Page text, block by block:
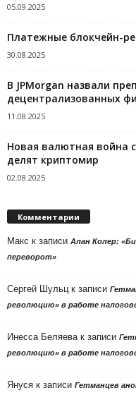
05.09.2025
Платежные блокчейн-
30.08.2025
В JPMorgan назвали
децентрализованных
11.08.2025
Новая валютная война
делят криптомир
02.08.2025
Комментарии
Макс к записи Алан Колер:
переворот»
Сергей Шульц к записи
революцию» в работе
Инесса Беляева к записи
революцию» в работе
Януся к записи Гетманцев